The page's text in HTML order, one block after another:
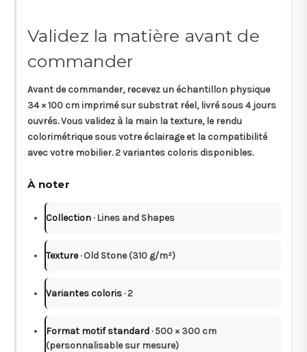
Validez la matière avant de
commander
Avant de commander, recevez un échantillon physique
34 × 100 cmimprimé sur substrat réel, livré sous4 jours
ouvrés. Vous validez à la main la texture, le rendu
colorimétrique sous votre éclairage et la compatibilité
avec votre mobilier. 2 variantes coloris disponibles.
À noter
Collection · Lines and Shapes
Texture· Old Stone (310 g/m²)
Variantes coloris · 2
Format motif standard · 500 × 300 cm
(personnalisable sur mesure)